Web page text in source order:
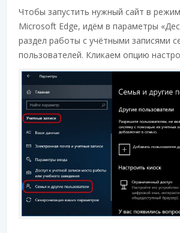
Чтобы запустить нужный сайт в
Microsoft Edge, идём в параметры
раздел работы с учётными записями
пользователей. Кликаем опцию